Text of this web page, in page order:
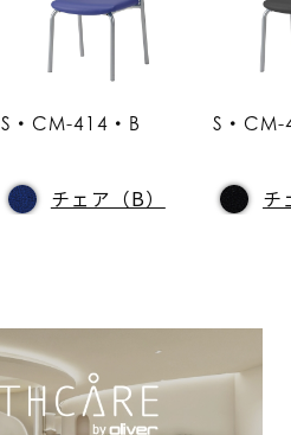
S・CM-414・B
チェア（B）
S・
チ